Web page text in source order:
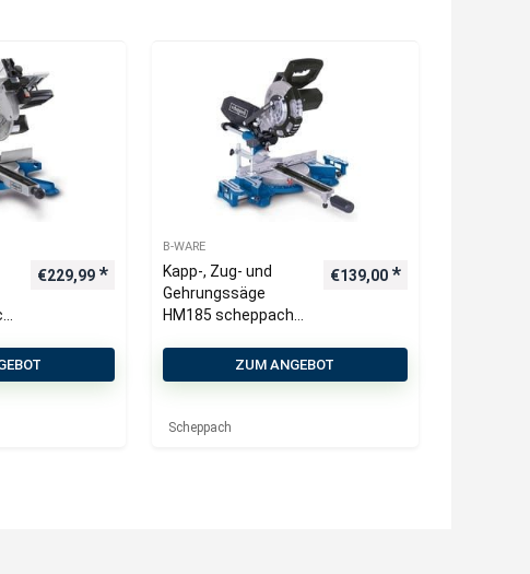
€229,99
B-WARE
Kapp-, Zug- und
Gehrungssäge
HM185 scheppach
€139,00
ZUM ANGEBOT
Scheppach